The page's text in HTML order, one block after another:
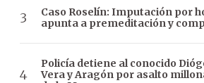
Caso Roselín: Imputación por
apunta a premeditación y
Policía detiene al conocido
Vera y Aragón por asalto